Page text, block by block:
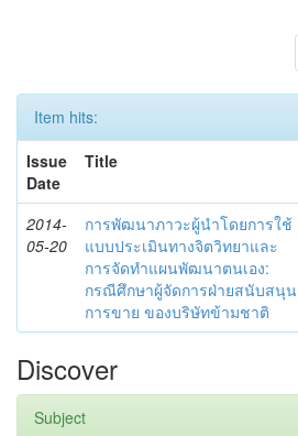
Item hits:
Issue
Date
Title
2014-
05-20
การพัฒนาภาวะผู้นำโดยการใช้
แบบประเมินทางจิตวิทยาและ
การจัดทำแผนพัฒนาตนเอง:
กรณีศึกษาผู้จัดการฝ่ายสนับสนุน
การขาย ของบริษัทข้ามชาติ
Discover
Subject